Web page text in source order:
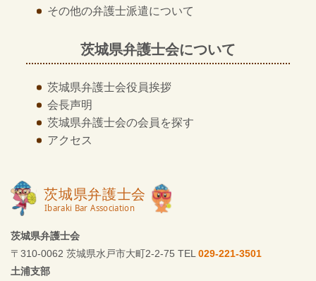
その他の弁護士派遣について
茨城県弁護士会について
茨城県弁護士会役員挨拶
会長声明
茨城県弁護士会の会員を探す
アクセス
茨城県弁護士会
〒310-0062 茨城県水戸市大町2-2-75 TEL 029-221-3501
土浦支部